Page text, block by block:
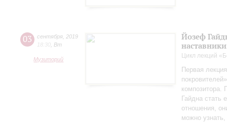
03 сентября 2019
18:30 Вт
Музиторий
Йозеф
Цикл лекций
Первая
композитора.
Гайдна стать
отношения,
можно